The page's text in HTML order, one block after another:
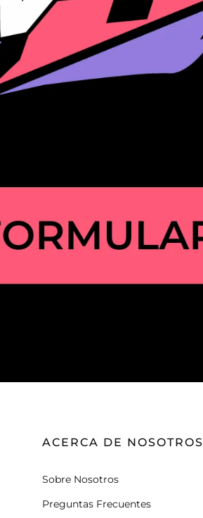
ACERCA DE NOSOTROS
Sobre Nosotros
Preguntas Frecuentes